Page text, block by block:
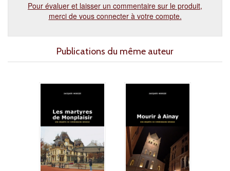
Pour évaluer et laisser un commentaire sur le produit,
merci de vous connecter à votre compte.
Publications du même auteur